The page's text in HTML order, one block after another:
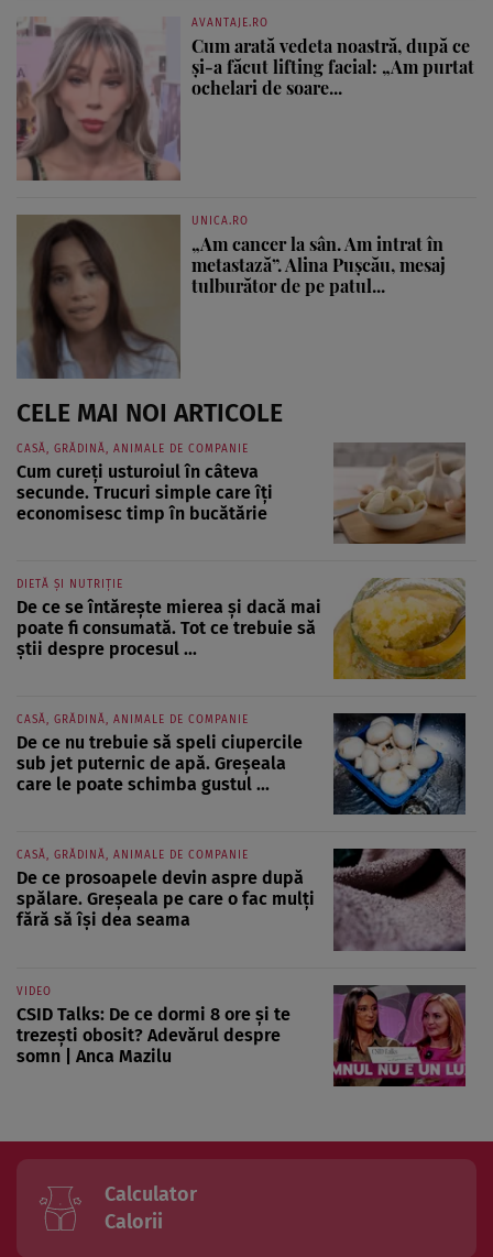
AVANTAJE.RO
Cum arată vedeta noastră, după ce
și-a făcut lifting facial: „Am purtat
ochelari de soare...
UNICA.RO
„Am cancer la sân. Am intrat în
metastază”. Alina Pușcău, mesaj
tulburător de pe patul...
CELE MAI NOI ARTICOLE
CASĂ, GRĂDINĂ, ANIMALE DE COMPANIE
Cum cureți usturoiul în câteva
secunde. Trucuri simple care îți
economisesc timp în bucătărie
DIETĂ ȘI NUTRIȚIE
De ce se întărește mierea și dacă mai
poate fi consumată. Tot ce trebuie să
știi despre procesul ...
CASĂ, GRĂDINĂ, ANIMALE DE COMPANIE
De ce nu trebuie să speli ciupercile
sub jet puternic de apă. Greșeala
care le poate schimba gustul ...
CASĂ, GRĂDINĂ, ANIMALE DE COMPANIE
De ce prosoapele devin aspre după
spălare. Greșeala pe care o fac mulți
fără să își dea seama
VIDEO
CSID Talks: De ce dormi 8 ore și te
trezești obosit? Adevărul despre
somn | Anca Mazilu
Calculator
Calorii